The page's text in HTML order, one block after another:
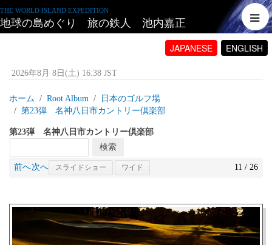
THE WORLD ISLAND EXPEDITION
地球の島めぐり 旅の鉄人 池内嘉正
JAPANESE ENGLISH
2026年8月 8日(土) 16:38 JST
ホーム Root Album
日本のゴルフ場
第23弾 名神八日市カントリー倶楽部
第23弾 名神八日市カントリー倶楽部
前へ次へ スライドショー ワイド 11 / 26